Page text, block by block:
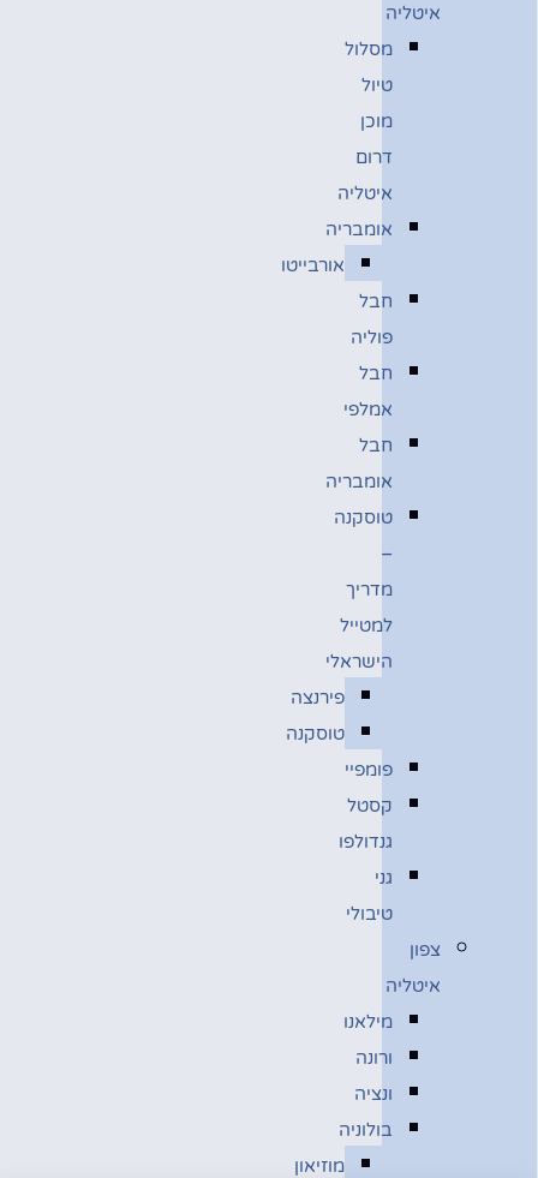
איטליה
מסלול
טיול
מוכן
דרום
איטליה
אומבריה
אורבייטו
חבל
פוליה
חבל
אמלפי
חבל
אומבריה
טוסקנה
–
מדריך
למטייל
הישראלי
פירנצה
טוסקנה
פומפיי
קסטל
גנדולפו
גני
טיבולי
צפון
איטליה
מילאנו
ורונה
ונציה
בולוניה
מוזיאון